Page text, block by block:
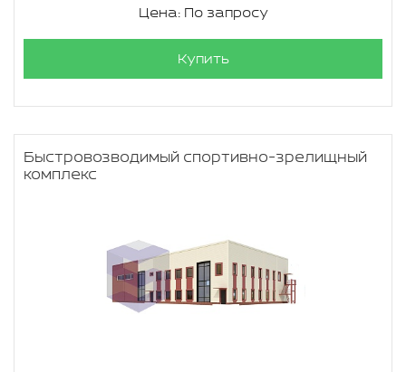
Цена: По запросу
Купить
Быстровозводимый спортивно-зрелищный
комплекс